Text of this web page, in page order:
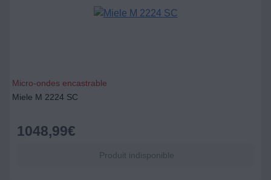
Micro-ondes encastrable
Miele M 2224 SC
1048,99€
Produit indisponible